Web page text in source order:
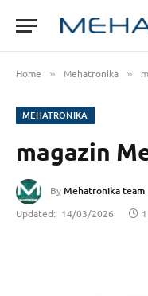
Home » Mehatronika »
MEHATRONIKA
magazin
ByMehatronika team
Updated: 14/03/2026